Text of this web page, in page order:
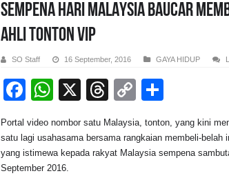
Sempena HARI MALAYSIA Baucar
Ahli tonton VIP
SO Staff 16 September, 2016 GAYA HIDUP
F
c
e
W
at
s
X
T
e
a
C
p
y
ar
e
Portal video nombor satu Malaysia, tonton, yang kini
satu lagi usahasama bersama rangkaian membeli-
yang istimewa kepada rakyat Malaysia sempena
September 2016.